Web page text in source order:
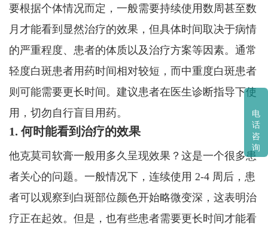
要根据个体情况而定，一般需要持续使用数周甚至数
月才能看到显然治疗的效果，但具体时间取决于病情
的严重程度、患者的体质以及治疗方案等因素。通常
轻度白斑患者用药时间相对较短，而中重度白斑患者
则可能需要更长时间。建议患者在医生诊断指导下使
用，切勿自行盲目用药。
1. 何时能看到治疗的效果
他克莫司软膏一般用多久呈现效果？这是一个很多患
者关心的问题。一般情况下，连续使用 2-4 周后，患
者可以观察到白斑部位颜色开始略微变深，这表明治
疗正在起效。但是，也有些患者需要更长时间才能看
电
话
咨
询